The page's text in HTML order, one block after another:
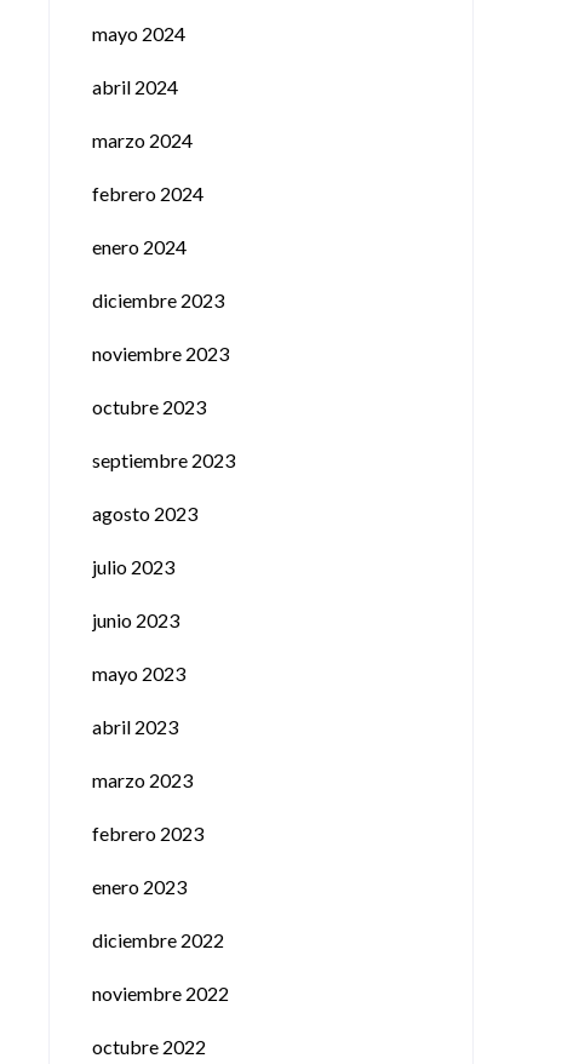
mayo 2024
abril 2024
marzo 2024
febrero 2024
enero 2024
diciembre 2023
noviembre 2023
octubre 2023
septiembre 2023
agosto 2023
julio 2023
junio 2023
mayo 2023
abril 2023
marzo 2023
febrero 2023
enero 2023
diciembre 2022
noviembre 2022
octubre 2022